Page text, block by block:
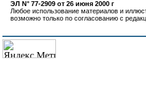
ЭЛ N° 77-2909 от 26 июня 2000 г
Любое использование материалов и
возможно только по согласованию с